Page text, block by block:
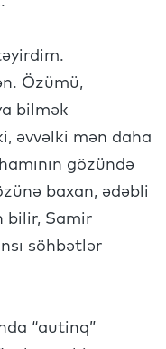
Özümü,
bilmək
əvvəlki mən daha
gözündə
baxan, ədəbli
bilir, Samir
söhbətlər
“autinq”